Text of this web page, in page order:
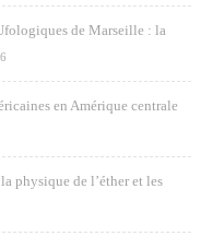
de Marseille : la
en Amérique centrale
physique de l’éther et les